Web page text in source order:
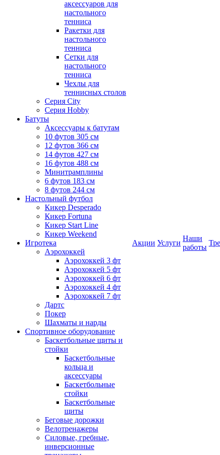
аксессуаров для
настольного
тенниса
Ракетки для
настольного
тенниса
Сетки для
настольного
тенниса
Чехлы для
теннисных столов
Серия City
Серия Hobby
Батуты
Аксессуары к батутам
10 футов 305 см
12 футов 366 см
14 футов 427 см
16 футов 488 см
Минитрамплины
6 футов 183 см
8 футов 244 см
Настольный футбол
Кикер Desperado
Кикер Fortuna
Кикер Start Line
Кикер Weekend
Игротека
Аэрохоккей
Аэрохоккей 3 фт
Аэрохоккей 5 фт
Аэрохоккей 6 фт
Аэрохоккей 4 фт
Аэрохоккей 7 фт
Дартс
Покер
Шахматы и нарды
Спортивное оборудование
Баскетбольные щиты и
стойки
Баскетбольные
кольца и
аксессуары
Баскетбольные
стойки
Баскетбольные
щиты
Беговые дорожки
Велотренажеры
Силовые, гребные,
инверсионные
Акции Услуги
Наши
работы